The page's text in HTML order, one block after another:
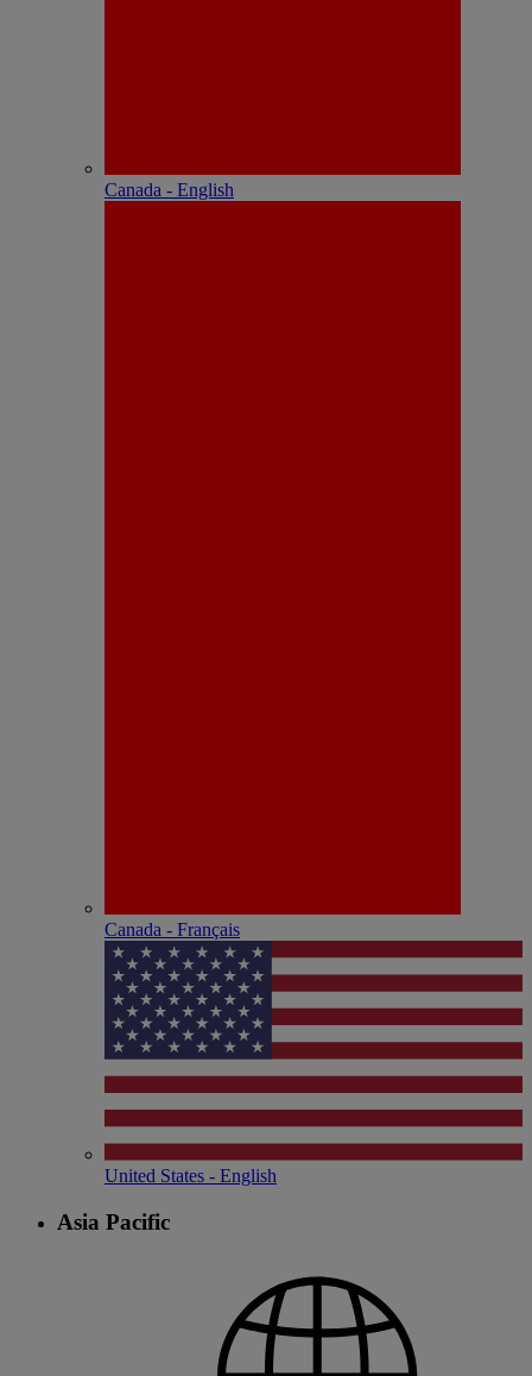
Canada - English
Canada - Français
United States - English
Asia Pacific